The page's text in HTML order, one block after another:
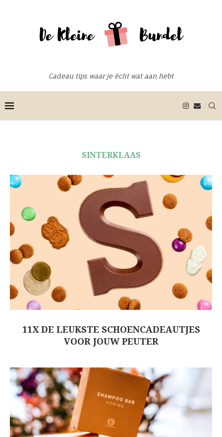
Cadeau tips waar je écht wat aan hebt
SINTERKLAAS
11X DE LEUKSTE SCHOENCADEAUTJES
VOOR JOUW PEUTER